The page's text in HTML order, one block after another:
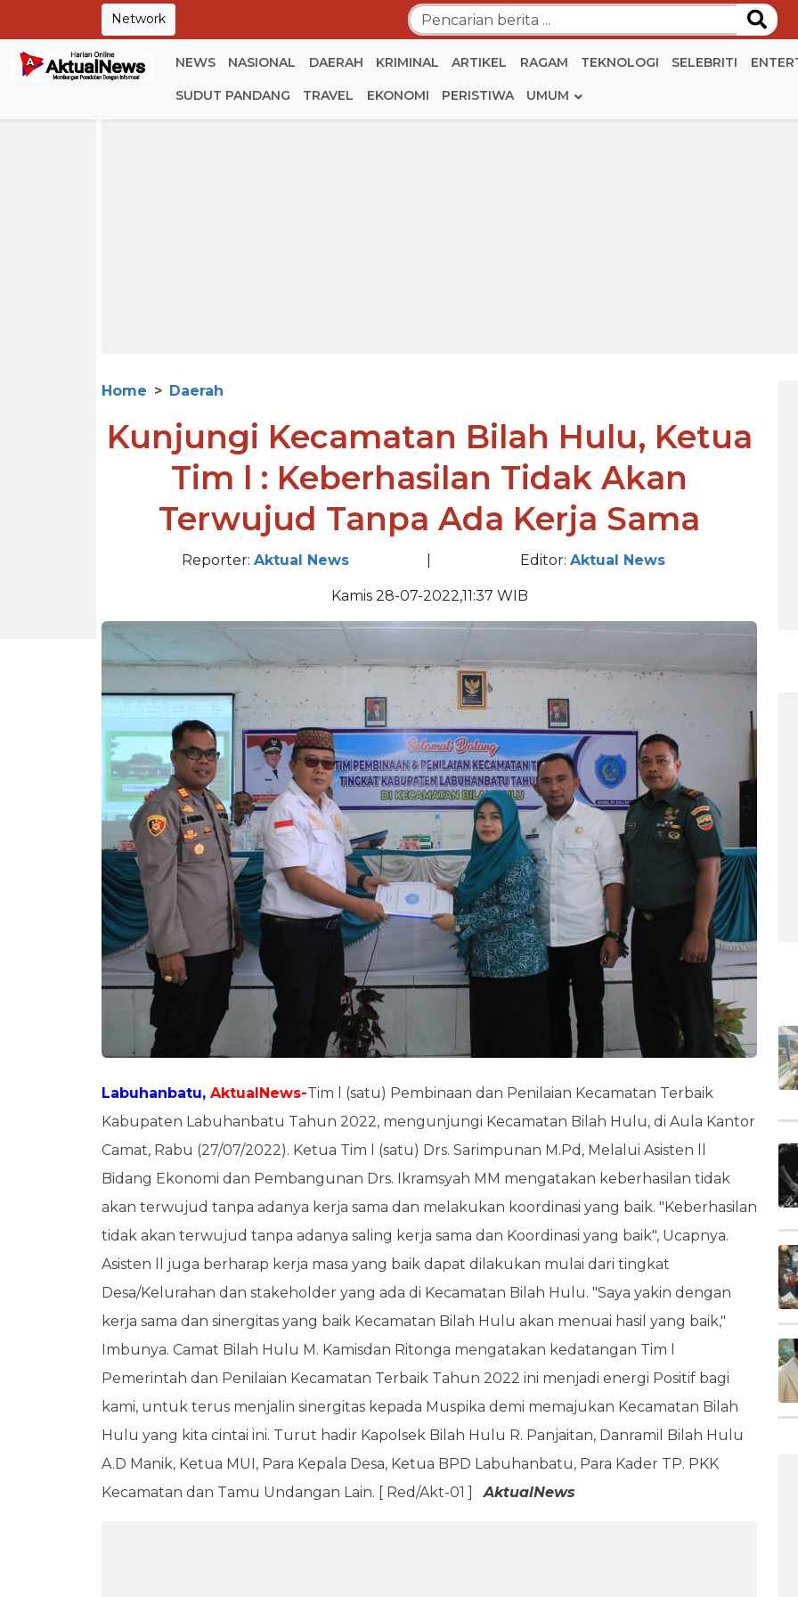
Network
NEWS NASIONAL DAERAH KRIMINAL ARTIKEL RAGAM TEKNOLOGI SELEBRITI
SUDUT PANDANG TRAVEL EKONOMI PERISTIWA UMUM
Home Daerah
Kunjungi Kecamatan Bilah Hulu, Ketua
Tim l : Keberhasilan Tidak Akan
Terwujud Tanpa Ada Kerja Sama
Reporter: Aktual News Editor:Aktual News
Kamis 28-07-2022,11:37 WIB
Labuhanbatu, AktualNews-Tim l (satu) Pembinaan dan Penilaian Kecamatan Terbaik
Kabupaten Labuhanbatu Tahun 2022, mengunjungi Kecamatan Bilah Hulu, di Aula Kantor
Camat, Rabu (27/07/2022). Ketua Tim l (satu) Drs. Sarimpunan M.Pd, Melalui Asisten ll
Bidang Ekonomi dan Pembangunan Drs. Ikramsyah MM mengatakan keberhasilan tidak
akan terwujud tanpa adanya kerja sama dan melakukan koordinasi yang baik. "Keberhasilan
tidak akan terwujud tanpa adanya saling kerja sama dan Koordinasi yang baik", Ucapnya.
Asisten ll juga berharap kerja masa yang baik dapat dilakukan mulai dari tingkat
Desa/Kelurahan dan stakeholder yang ada di Kecamatan Bilah Hulu. "Saya yakin dengan
kerja sama dan sinergitas yang baik Kecamatan Bilah Hulu akan menuai hasil yang baik,"
Imbunya. Camat Bilah Hulu M. Kamisdan Ritonga mengatakan kedatangan Tim l
Pemerintah dan Penilaian Kecamatan Terbaik Tahun 2022 ini menjadi energi Positif bagi
kami, untuk terus menjalin sinergitas kepada Muspika demi memajukan Kecamatan Bilah
Hulu yang kita cintai ini. Turut hadir Kapolsek Bilah Hulu R. Panjaitan, Danramil Bilah Hulu
A.D Manik, Ketua MUI, Para Kepala Desa, Ketua BPD Labuhanbatu, Para Kader TP. PKK
Kecamatan dan Tamu Undangan Lain. [ Red/Akt-01 ]AktualNews